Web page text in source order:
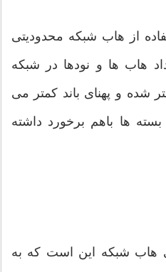
از هاب شبکه محدودیتی
هاب ها و نودها در شبکه
شده و پهنای باند کمتر می
ها باهم برخورد داشته
هاب شبکه این است که به